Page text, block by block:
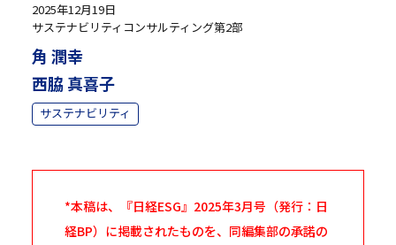
2025年12月19日
サステナビリティコンサルティング第2部
角 潤幸
西脇 真喜子
サステナビリティ
*本稿は、『日経ESG』2025年3月号（発行：日
経BP）に掲載されたものを、同編集部の承諾の